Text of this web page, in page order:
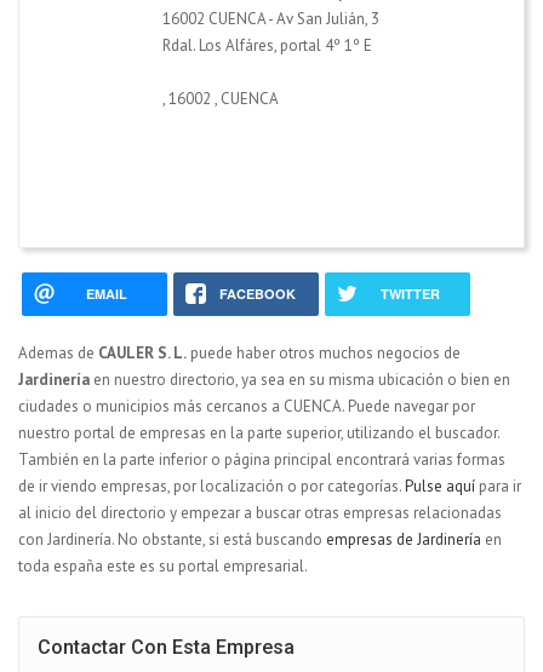
16002 CUENCA - Av San Julián, 3
Rdal. Los Alfáres, portal 4º 1º E
,16002 , CUENCA
EMAIL FACEBOOK TWITTER
Ademas de CAULER S. L. puede haber otros muchos negocios de
Jardinería en nuestro directorio, ya sea en su misma ubicación o bien en
ciudades o municipios más cercanos a CUENCA. Puede navegar por
nuestro portal de empresas en la parte superior, utilizando el buscador.
También en la parte inferior o página principal encontrará varias formas
de ir viendo empresas, por localización o por categorías.Pulse aquí para ir
al inicio del directorio y empezar a buscar otras empresas relacionadas
con Jardinería. No obstante, si está buscando empresas de Jardinería en
toda españa este es su portal empresarial.
Contactar Con Esta Empresa